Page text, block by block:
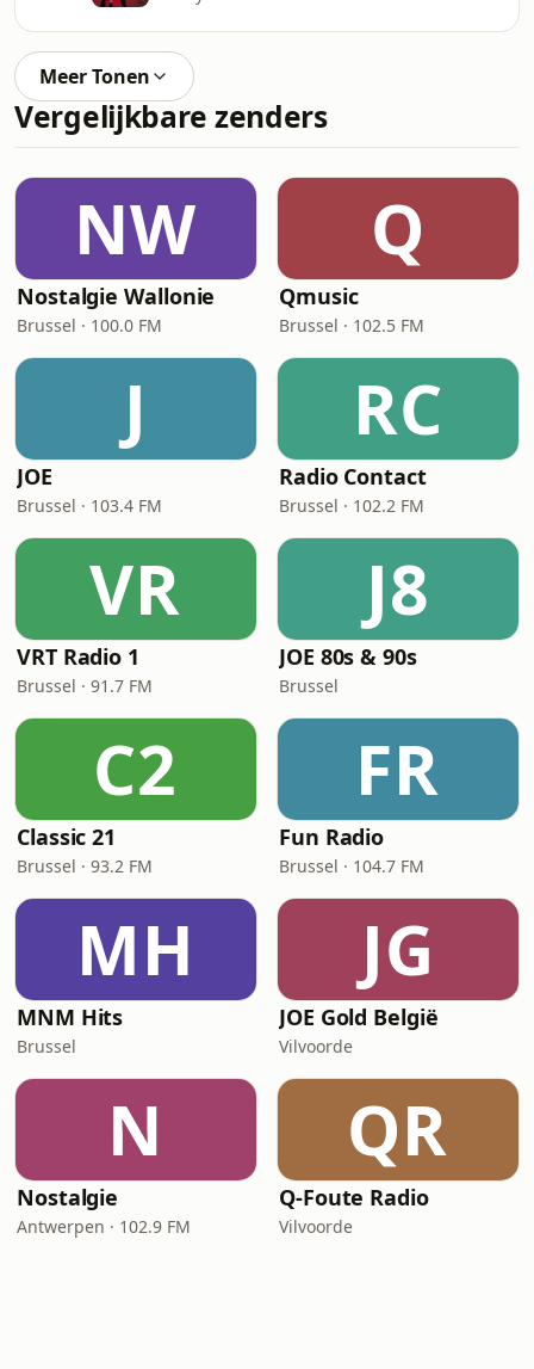
Meer Tonen
Vergelijkbare zenders
NW
Nostalgie Wallonie
Brussel · 100.0 FM
Q
Qmusic
Brussel · 102.5 FM
J
JOE
Brussel · 103.4 FM
RC
Radio Contact
Brussel · 102.2 FM
VR
VRT Radio 1
Brussel · 91.7 FM
J8
JOE 80s & 90s
Brussel
C2
Classic 21
Brussel · 93.2 FM
FR
Fun Radio
Brussel · 104.7 FM
MH
MNM Hits
Brussel
JG
JOE Gold België
Vilvoorde
N
Nostalgie
Antwerpen · 102.9 FM
QR
Q-Foute Radio
Vilvoorde